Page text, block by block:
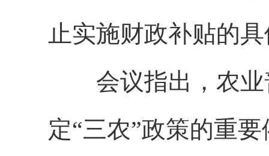
止实施财政补贴的
会议指出，农业
定“三农”政策的重